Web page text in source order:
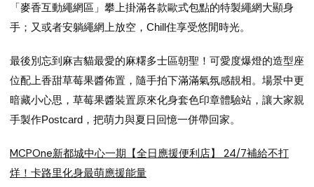
「麥香互動繩網區」攀上掛滿各款歐式包點的特製繩網大顯身
手；又或者安躺繩網上放空，Chill住享受悠閒時光。
最後別忘到麻吉貓最愛的麻糬多士區朝聖！可愛度爆燈的造型座
位配上香甜草莓果醬佈置，隨手拍下滿滿氣氛感靚相。場景中更
暗藏小心思，草莓果醬裝置原來化身套色印章體驗站，讓大家親
手製作Postcard，把萌力與夏日回憶一併帶回家。
MCPOne新都城中心一期【全日應援便利店】 24/7補給不打
烊！卡路里化身最萌應援能量